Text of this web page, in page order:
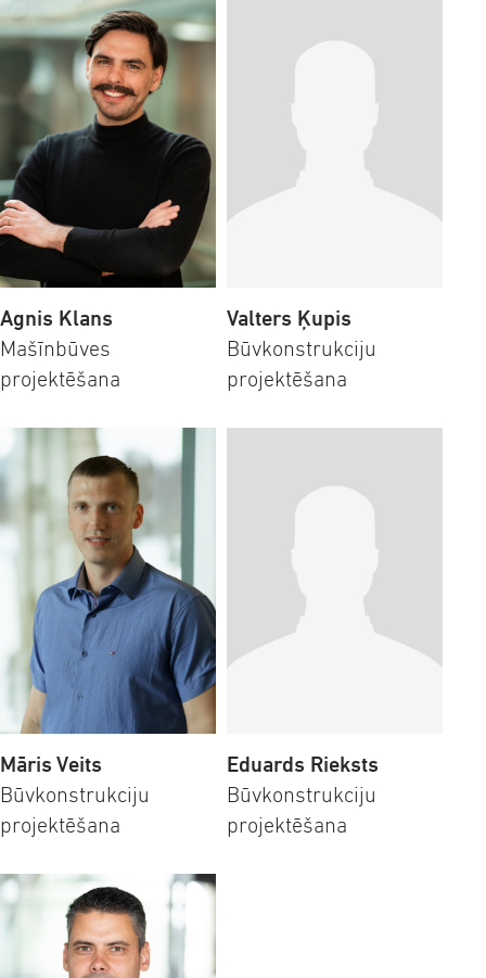
Agnis Klans
Mašīnbūves
projektēšana
Valters Ķupis
Būvkonstrukciju
projektēšana
Māris Veits
Būvkonstrukciju
projektēšana
Eduards Rieksts
Būvkonstrukciju
projektēšana